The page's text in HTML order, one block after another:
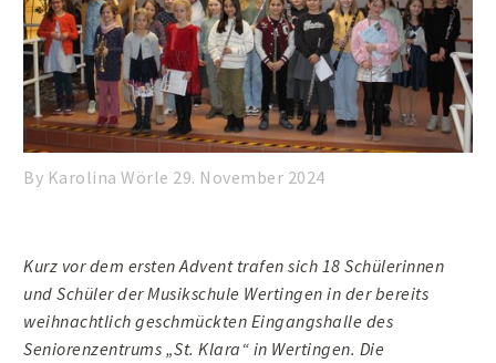
By Karolina Wörle 29. November 2024
Kurz vor dem ersten Advent trafen sich 18 Schülerinnen
und Schüler der Musikschule Wertingen in der bereits
weihnachtlich geschmückten Eingangshalle des
Seniorenzentrums „St. Klara“ in Wertingen. Die